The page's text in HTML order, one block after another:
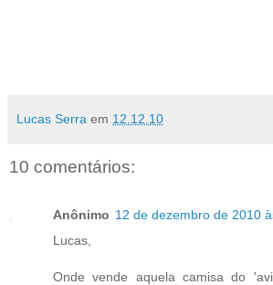
Lucas Serra em 12.12.10
10 comentários:
Anônimo 12 de dezembro de 2010
Lucas,
Onde vende aquela camisa do